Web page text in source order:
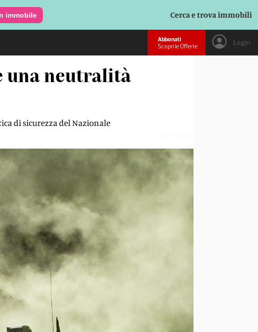
immobile Cerca e trova immobili
Abbonati
Scopri le Offerte
Login
una neutralità
di sicurezza del Nazionale